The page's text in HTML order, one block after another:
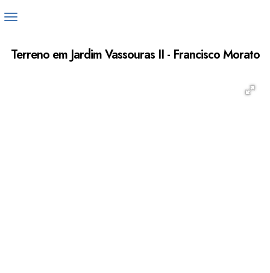
Terreno em Jardim Vassouras II - Francisco Morato